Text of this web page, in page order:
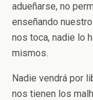
adueñarse, no
enseñando
nos toca, nadie lo
mismos.
Nadie vendrá por
nos tienen los